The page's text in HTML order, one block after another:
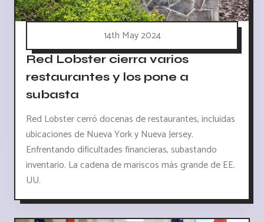
14th May 2024
Red Lobster cierra varios
restaurantes y los pone a
subasta
Red Lobster cerró docenas de restaurantes, incluidas
ubicaciones de Nueva York y Nueva Jersey.
Enfrentando dificultades financieras, subastando
inventario. La cadena de mariscos más grande de EE.
UU.